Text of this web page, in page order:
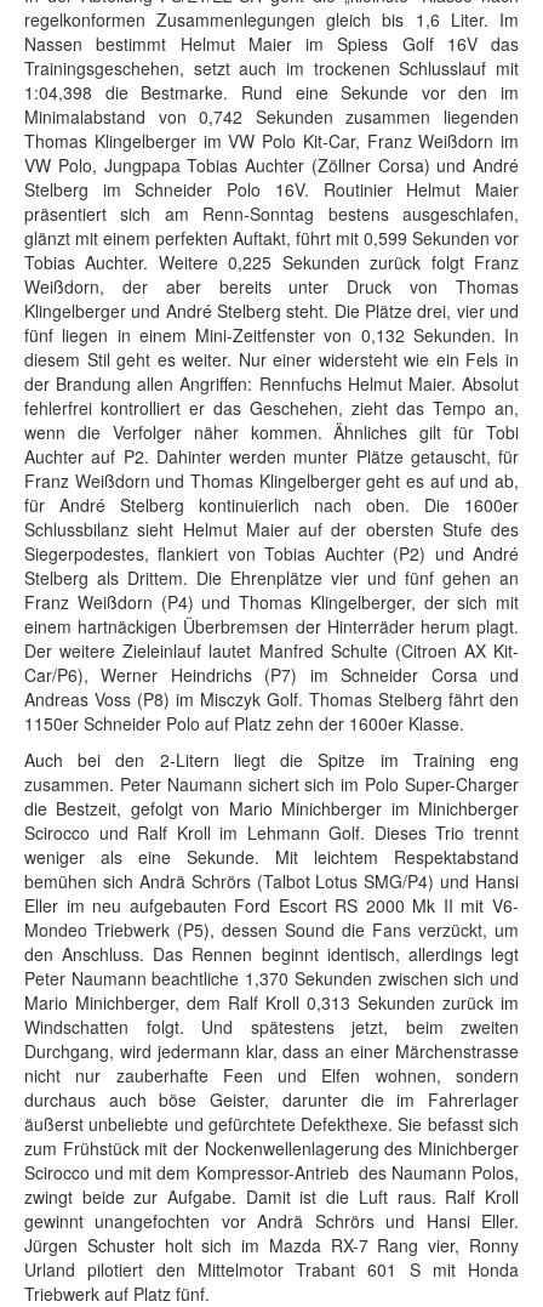
regelkonformen Zusammenlegungen gleich bis 1,6 Liter. Im
Nassen bestimmt Helmut Maier im Spiess Golf 16V das
Trainingsgeschehen, setzt auch im trockenen Schlusslauf mit
1:04,398 die Bestmarke. Rund eine Sekunde vor den im
Minimalabstand von 0,742 Sekunden zusammen liegenden
Thomas Klingelberger im VW Polo Kit-Car, Franz Weißdorn im
VW Polo, Jungpapa Tobias Auchter (Zöllner Corsa) und André
Stelberg im Schneider Polo 16V. Routinier Helmut Maier
präsentiert sich am Renn-Sonntag bestens ausgeschlafen,
glänzt mit einem perfekten Auftakt, führt mit 0,599 Sekunden vor
Tobias Auchter. Weitere 0,225 Sekunden zurück folgt Franz
Weißdorn, der aber bereits unter Druck von Thomas
Klingelberger und André Stelberg steht. Die Plätze drei, vier und
fünf liegen in einem Mini-Zeitfenster von 0,132 Sekunden. In
diesem Stil geht es weiter. Nur einer widersteht wie ein Fels in
der Brandung allen Angriffen: Rennfuchs Helmut Maier. Absolut
fehlerfrei kontrolliert er das Geschehen, zieht das Tempo an,
wenn die Verfolger näher kommen. Ähnliches gilt für Tobi
Auchter auf P2. Dahinter werden munter Plätze getauscht, für
Franz Weißdorn und Thomas Klingelberger geht es auf und ab,
für André Stelberg kontinuierlich nach oben. Die 1600er
Schlussbilanz sieht Helmut Maier auf der obersten Stufe des
Siegerpodestes, flankiert von Tobias Auchter (P2) und André
Stelberg als Drittem. Die Ehrenplätze vier und fünf gehen an
Franz Weißdorn (P4) und Thomas Klingelberger, der sich mit
einem hartnäckigen Überbremsen der Hinterräder herum plagt.
Der weitere Zieleinlauf lautet Manfred Schulte (Citroen AX Kit-
Car/P6), Werner Heindrichs (P7) im Schneider Corsa und
Andreas Voss (P8) im Misczyk Golf. Thomas Stelberg fährt den
1150er Schneider Polo auf Platz zehn der 1600er Klasse.
Auch bei den 2-Litern liegt die Spitze im Training eng
zusammen. Peter Naumann sichert sich im Polo Super-Charger
die Bestzeit, gefolgt von Mario Minichberger im Minichberger
Scirocco und Ralf Kroll im Lehmann Golf. Dieses Trio trennt
weniger als eine Sekunde. Mit leichtem Respektabstand
bemühen sich Andrä Schrörs (Talbot Lotus SMG/P4) und Hansi
Eller im neu aufgebauten Ford Escort RS 2000 Mk II mit V6-
Mondeo Triebwerk (P5), dessen Sound die Fans verzückt, um
den Anschluss. Das Rennen beginnt identisch, allerdings legt
Peter Naumann beachtliche 1,370 Sekunden zwischen sich und
Mario Minichberger, dem Ralf Kroll 0,313 Sekunden zurück im
Windschatten folgt. Und spätestens jetzt, beim zweiten
Durchgang, wird jedermann klar, dass an einer Märchenstrasse
nicht nur zauberhafte Feen und Elfen wohnen, sondern
durchaus auch böse Geister, darunter die im Fahrerlager
äußerst unbeliebte und gefürchtete Defekthexe. Sie befasst sich
zum Frühstück mit der Nockenwellenlagerung des Minichberger
Scirocco und mit dem Kompressor-Antrieb des Naumann Polos,
zwingt beide zur Aufgabe. Damit ist die Luft raus. Ralf Kroll
gewinnt unangefochten vor Andrä Schrörs und Hansi Eller.
Jürgen Schuster holt sich im Mazda RX-7 Rang vier, Ronny
Urland pilotiert den Mittelmotor Trabant 601 S mit Honda
Triebwerk auf Platz fünf.